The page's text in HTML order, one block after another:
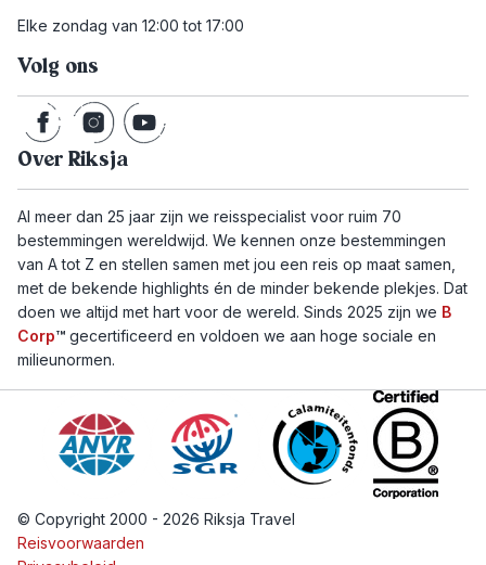
Elke zondag van 12:00 tot 17:00
Volg ons
Over Riksja
Al meer dan 25 jaar zijn we reisspecialist voor ruim 70
bestemmingen wereldwijd. We kennen onze bestemmingen
van A tot Z en stellen samen met jou een reis op maat samen,
met de bekende highlights én de minder bekende plekjes. Dat
doen we altijd met hart voor de wereld. Sinds 2025 zijn we B
Corp™ gecertificeerd en voldoen we aan hoge sociale en
milieunormen.
© Copyright 2000 - 2026 Riksja Travel
Reisvoorwaarden